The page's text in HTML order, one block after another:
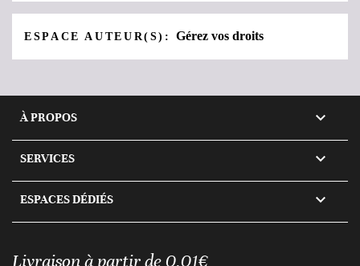
ESPACE AUTEUR(S):Gérez vos droits
À PROPOS 
SERVICES 
ESPACES DÉDIÉS 
Livraison à partir de 0,01€